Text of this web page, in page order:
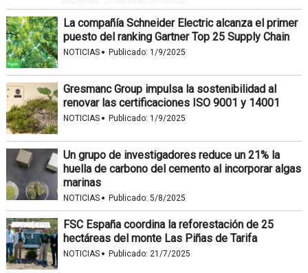
La compañía Schneider Electric alcanza el primer
puesto del ranking Gartner Top 25 Supply Chain
NOTICIAS · Publicado: 1/9/2025
Gresmanc Group impulsa la sostenibilidad al
renovar las certificaciones ISO 9001 y 14001
NOTICIAS · Publicado: 1/9/2025
Un grupo de investigadores reduce un 21% la
huella de carbono del cemento al incorporar algas
marinas
NOTICIAS · Publicado: 5/8/2025
FSC España coordina la reforestación de 25
hectáreas del monte Las Piñas de Tarifa
NOTICIAS · Publicado: 21/7/2025